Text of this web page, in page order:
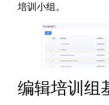
培训小组。
编辑培训组